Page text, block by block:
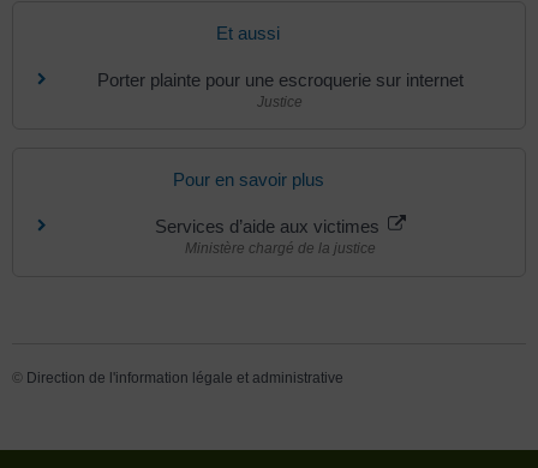
Et aussi
Porter plainte pour une escroquerie sur internet
Justice
Pour en savoir plus
Services d’aide aux victimes
Ministère chargé de la justice
© Direction de l'information légale et administrative